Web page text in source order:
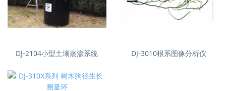
DJ-2104小型土壤蒸渗系统 DJ-3010根系图像分析仪